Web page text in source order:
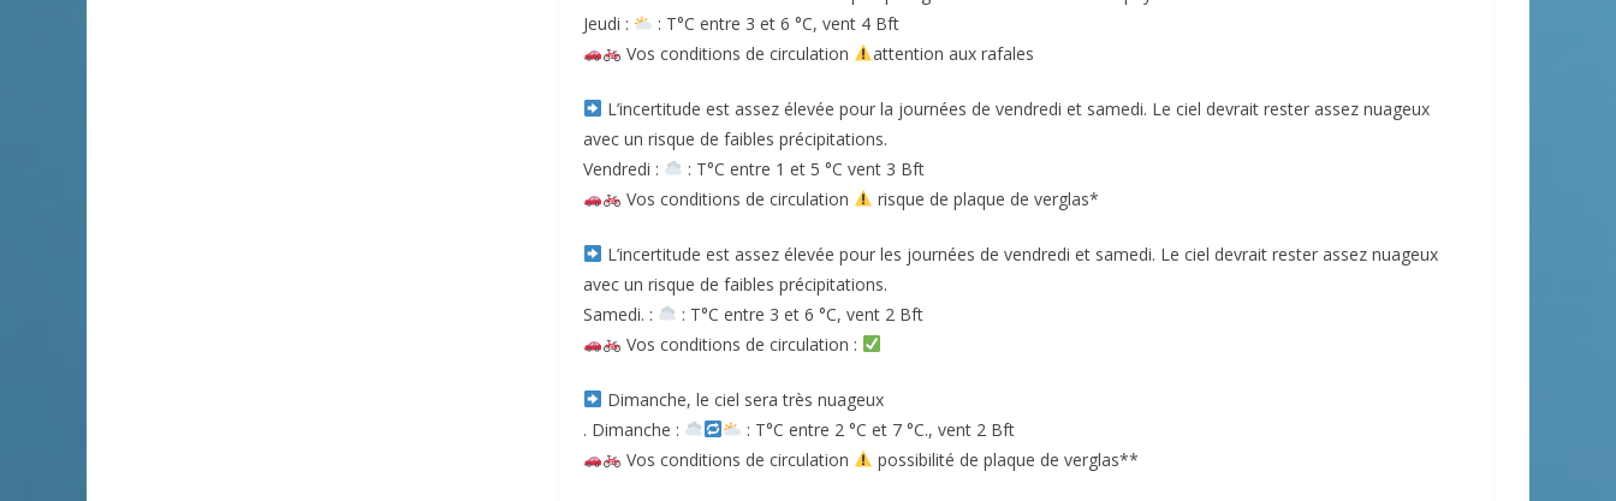
Jeudi :
: T°C entre 3 et 6 °C, vent 4 Bft
Vos conditions de circulation
attention aux rafales
L’incertitude est assez élevée pour la journées de vendredi et samedi. Le ciel devrait rester assez nuageux
avec un risque de faibles précipitations.
Vendredi :
: T°C entre 1 et 5 °C vent 3 Bft
Vos conditions de circulation
risque de plaque de verglas*
L’incertitude est assez élevée pour les journées de vendredi et samedi. Le ciel devrait rester assez nuageux
avec un risque de faibles précipitations.
Samedi. :
: T°C entre 3 et 6 °C, vent 2 Bft
Vos conditions de circulation :
Dimanche, le ciel sera très nuageux
. Dimanche :
: T°C entre 2 °C et 7 °C., vent 2 Bft
Vos conditions de circulation
possibilité de plaque de verglas**